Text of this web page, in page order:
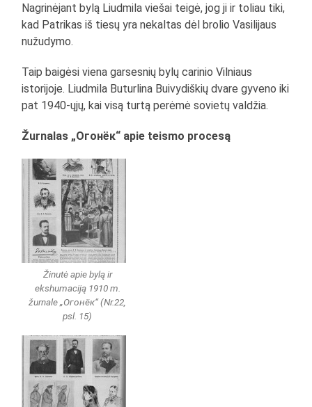
Nagrinėjant bylą Liudmila viešai teigė, jog ji ir toliau tiki,
kad Patrikas iš tiesų yra nekaltas dėl brolio Vasilijaus
nužudymo.
Taip baigėsi viena garsesnių bylų carinio Vilniaus
istorijoje. Liudmila Buturlina Buivydiškių dvare gyveno iki
pat 1940-ųjų, kai visą turtą perėmė sovietų valdžia.
Žurnalas „Огонёк“ apie teismo procesą
Žinutė apie bylą ir
ekshumaciją 1910 m.
žurnale „Огонёк“ (Nr.22,
psl. 15)